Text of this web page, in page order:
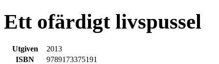
Ett ofärdigt livspussel
Utgiven
2013
ISBN
9789173375191